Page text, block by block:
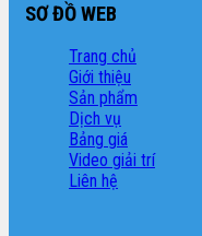
SƠ ĐỒ WEB
Trang chủ
Giới thiệu
Sản phẩm
Dịch vụ
Bảng giá
Video giải trí
Liên hệ